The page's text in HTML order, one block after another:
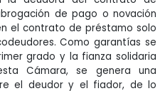
de pago o novación
el contrato de préstamo solo
Como garantías se
grado y la fianza solidaria
Cámara, se genera una
el deudor y el fiador, de lo